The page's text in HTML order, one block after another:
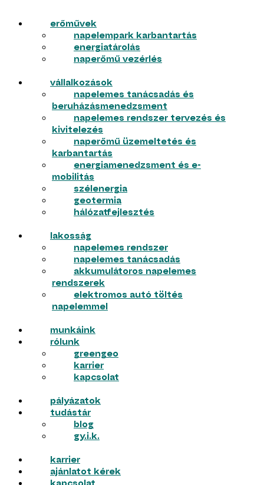
erőművek
napelempark karbantartás
energiatárolás
naperőmű vezérlés
vállalkozások
napelemes tanácsadás és
beruházásmenedzsment
napelemes rendszer tervezés és
kivitelezés
naperőmű üzemeltetés és
karbantartás
energiamenedzsment és e-
mobilitás
szélenergia
geotermia
hálózatfejlesztés
lakosság
napelemes rendszer
napelemes tanácsadás
akkumulátoros napelemes
rendszerek
elektromos autó töltés
napelemmel
munkáink
rólunk
greengeo
karrier
kapcsolat
pályázatok
tudástár
blog
gy.i.k.
karrier
ajánlatot kérek